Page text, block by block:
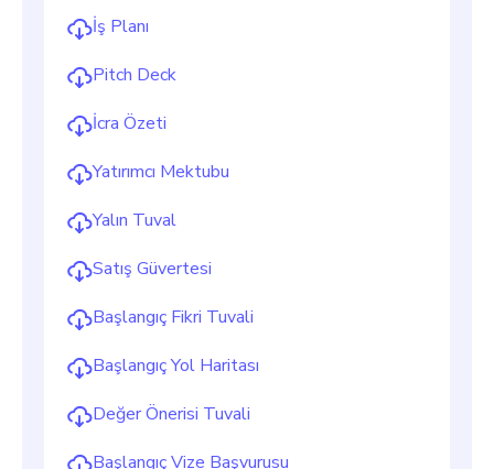
İş Planı
Pitch Deck
İcra Özeti
Yatırımcı Mektubu
Yalın Tuval
Satış Güvertesi
Başlangıç Fikri Tuvali
Başlangıç Yol Haritası
Değer Önerisi Tuvali
Başlangıç Vize Başvurusu